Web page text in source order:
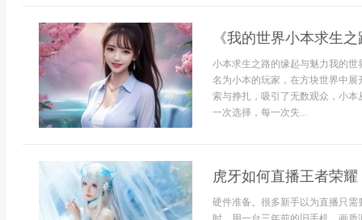
《我的世界小本求生
小本求生之路的缘起与魅力我的
名为小本的玩家，在方块世界中
索与挣扎，吸引了无数观众，小
一次选择，每一次失...
虎牙如何直播王者荣
硬件准备。很多新手以为直播只